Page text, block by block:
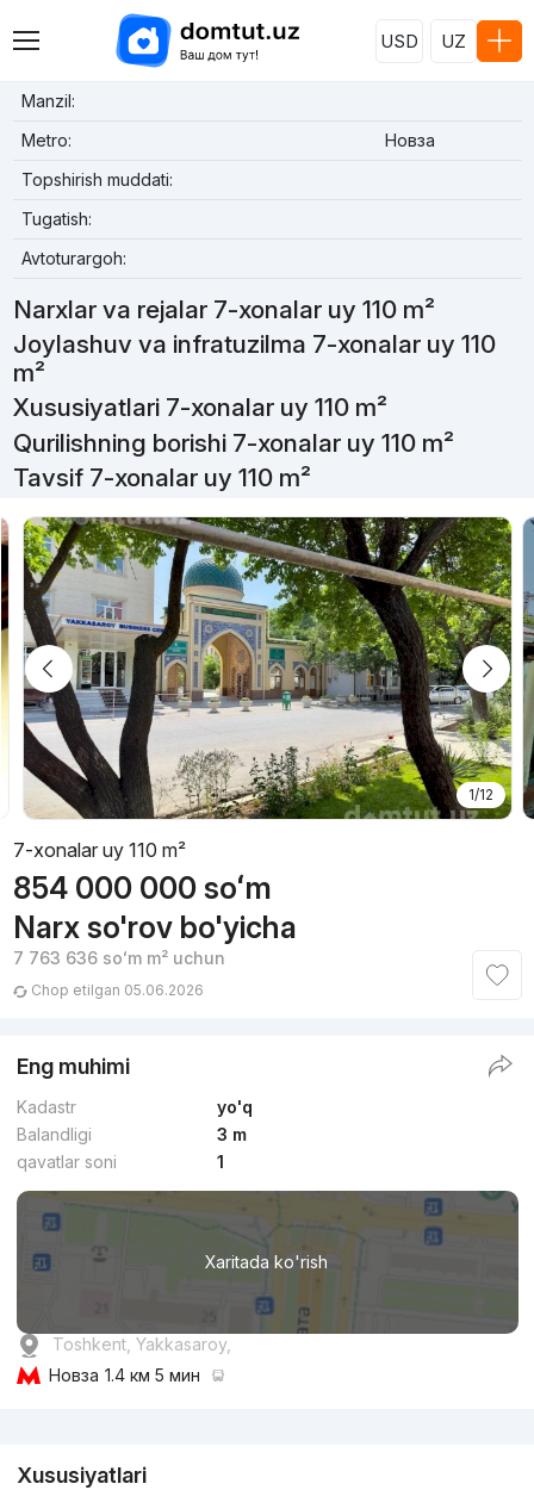
USD UZ
Manzil:
Metro:
Новза
Topshirish muddati:
Tugatish:
Avtoturargoh:
Narxlar va rejalar 7-xonalar uy 110 m²
Joylashuv va infratuzilma 7-xonalar uy 110
m²
Xususiyatlari 7-xonalar uy 110 m²
Qurilishning borishi 7-xonalar uy 110 m²
Tavsif 7-xonalar uy 110 m²
1/12
7-xonalar uy 110 m²
854 000 000 soʻm
Narx so'rov bo'yicha
7 763 636 soʻmm² uchun
Chop etilgan 05.06.2026
Eng muhimi
Kadastr
yo'q
Balandligi
3 m
qavatlar soni
1
Xaritada ko'rish
Toshkent, Yakkasaroy,
Новза 1.4 км 5 мин
Xususiyatlari